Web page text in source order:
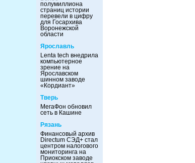
полумиллиона
страниц истории
перевели в цифру
для Госархива
Воронежской
области
Ярославль
Lenta tech внедрила
компьютерное
зрение на
Ярославском
шинном заводе
«Кордиант»
Тверь
МегаФон обновил
сеть в Кашине
Рязань
Финансовый архив
Directum СЭД+ стал
центром налогового
мониторинга на
Приокском заводе